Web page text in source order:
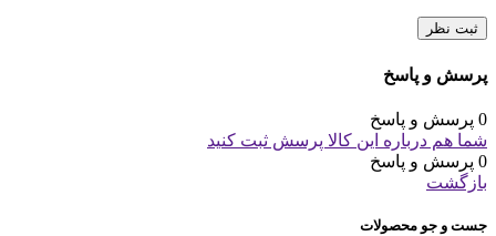
ثبت نظر
پرسش و پاسخ
0 پرسش و پاسخ
شما هم درباره این کالا پرسش ثبت کنید
0 پرسش و پاسخ
بازگشت
جست و جو محصولات